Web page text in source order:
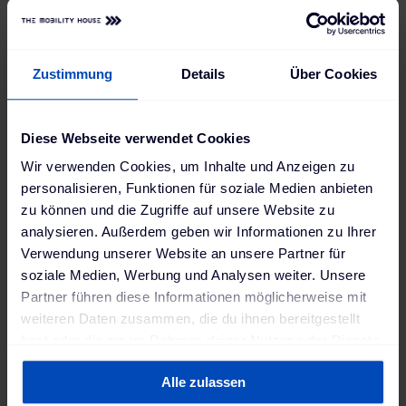
Zustimmung Details Über Cookies
Diese Webseite verwendet Cookies
Wir verwenden Cookies, um Inhalte und Anzeigen zu
personalisieren, Funktionen für soziale Medien anbieten
zu können und die Zugriffe auf unsere Website zu
analysieren. Außerdem geben wir Informationen zu Ihrer
Verwendung unserer Website an unsere Partner für
soziale Medien, Werbung und Analysen weiter. Unsere
Partner führen diese Informationen möglicherweise mit
weiteren Daten zusammen, die du ihnen bereitgestellt
gesammelt haben. Weitere Informationen findest du in
Datenschutzerklärungund unserem
Alle zulassen
Die Schnittstelle wird bald als VDV-Schrift 463
Mobility House bündeln momentan ihre
Entwicklungskompetenzen und arbeiten dabei
bestmögliche Produktpaket zu schnüren. So wird
sichergestellt, dass ChargePilot®, das Lade- und
Energiemanagementsystem von The Mobility House,
mit dem bereits über 100 Busse international
geladen werden, über den kommenden VDV-
Standard 463 mit verschiedensten
Depotmanagementsystemen kommunizieren und
beliebig mit ihnen kombiniert werden kann.
Umgekehrt ermöglicht es auch die Kompatibilität
PSI Transcom mit unterschiedlichen